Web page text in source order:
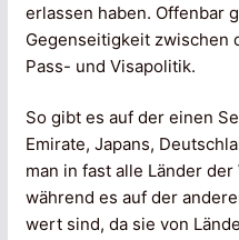
erlassen haben. Offenbar
Gegenseitigkeit zwischen
Pass- und Visapolitik.
So gibt es auf der einen
Emirate, Japans,
man in fast alle Länder
während es auf der
wert sind, da sie von